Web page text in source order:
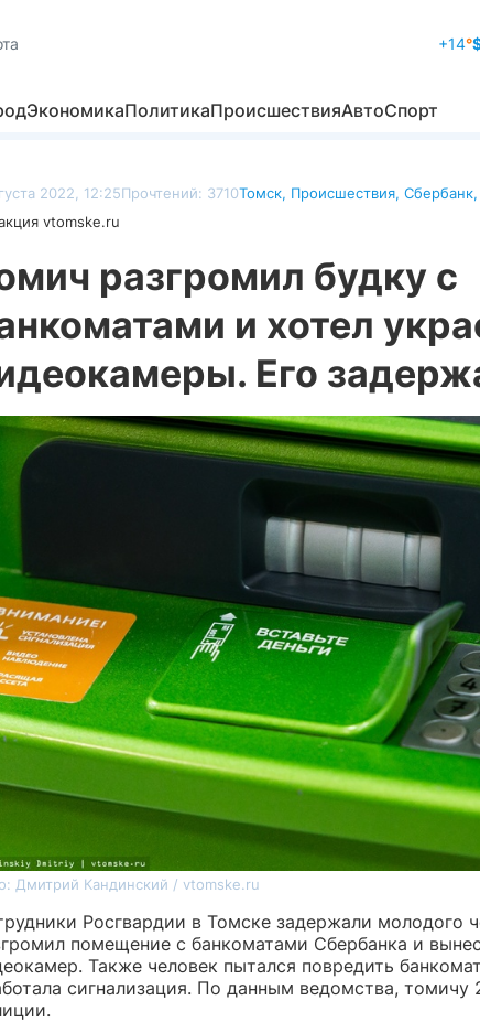
+14°
ЭкономикаПолитикаПроисшествияАвтоСпорт
2022, 12:25Прочтений: 3710Томск, Происшествия, Сбербанк,
vtomske.ru
разгромил будку с
и хотел
Его
Дмитрий Кандинский / vtomske.ru
Росгвардии в Томске задержали молодого
помещение с банкоматами Сбербанка и
Также человек пытался повредить
сигнализация. По данным ведомства, томичу